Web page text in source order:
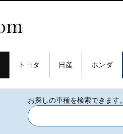
トヨタ 日産 ホンダ